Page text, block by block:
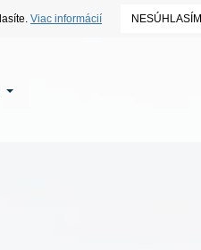
Viac informácií NESÚHLASÍM